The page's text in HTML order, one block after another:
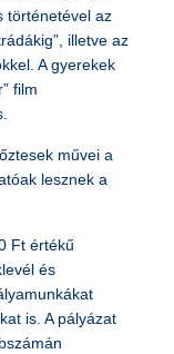
történetével az
illetve az
A gyerekek
film
művei a
lesznek a
Ft értékű
és
is. A pályázat